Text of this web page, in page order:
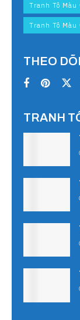
Tranh Tô Màu
Tranh Tô Màu
THEO
TRANH